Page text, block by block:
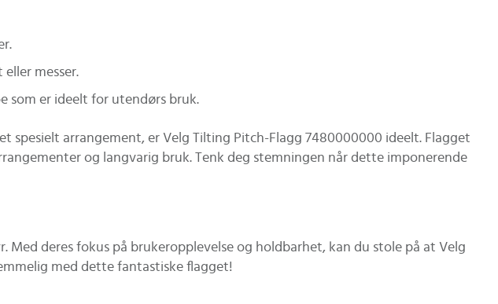
messer.
som er ideelt for utendørs bruk.
spesielt arrangement, er Velg Tilting Pitch-Flagg 7480000000 ideelt. Flagget
og langvarig bruk. Tenk deg stemningen når dette imponerende
deres fokus på brukeropplevelse og holdbarhet, kan du stole på at Velg
med dette fantastiske flagget!